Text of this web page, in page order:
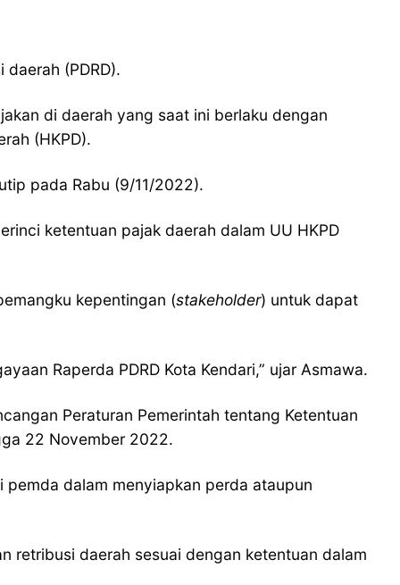
(PDRD).
di daerah yang saat ini berlaku dengan
(HKPD).
pada Rabu (9/11/2022).
ketentuan pajak daerah dalam UU HKPD
kepentingan (stakeholder) untuk dapat
Raperda PDRD Kota Kendari,” ujar Asmawa.
Peraturan Pemerintah tentang Ketentuan
22 November 2022.
pemda dalam menyiapkan perda ataupun
retribusi daerah sesuai dengan ketentuan dalam